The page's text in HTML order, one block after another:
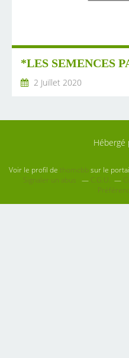
2 Juillet 2020
Hébergé
Voir le profil de thomcbb sur le
Signaler un abus
C.G.U.